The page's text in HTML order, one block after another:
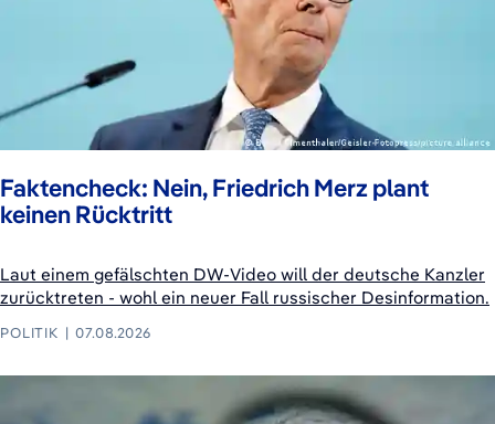
Faktencheck: Nein, Friedrich Merz plant
keinen Rücktritt
Laut einem gefälschten DW-Video will der deutsche Kanzler
zurücktreten - wohl ein neuer Fall russischer Desinformation.
POLITIK 07.08.2026